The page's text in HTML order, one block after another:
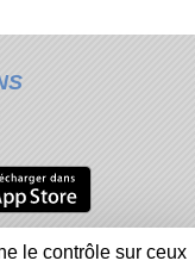
cookies
le contrôle sur ceux